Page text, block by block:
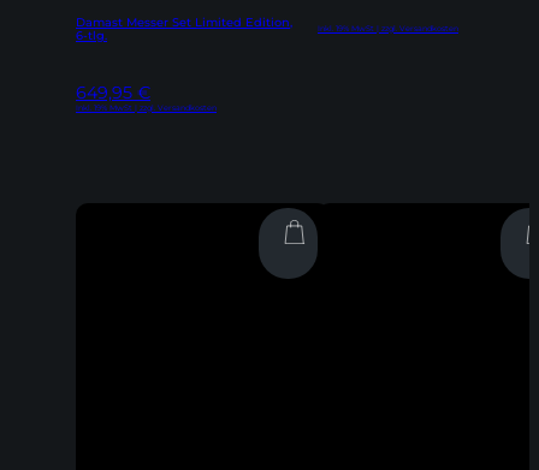
Damast Messer Set Limited Edition,
6-tlg.
649,95 €
Inkl. 19% MwSt | zzgl. Versandkosten
Inkl. 19% MwSt | zzgl. Versandkosten